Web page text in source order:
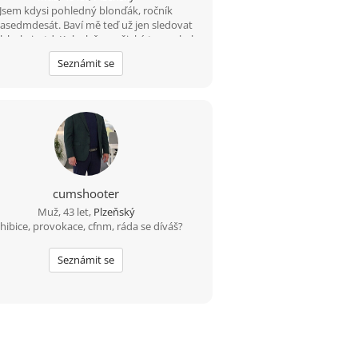
Tak co, vezmeš mě do party? Třeba
že ty nejlepší příběhy začínají úplně
obyčejnou zprávou. ????
Jsem kdysi pohledný blonďák, ročník
Baví mě teď už jen sledovat
hokej, atd. Kolo, lyže a nějaký ten pohyb
vodě ještě zvládnu a možná i běh (pár
) A co hledám? Zajímavý ženský objekt
Seznámit se
cumshooter
Muž, 43 let, Plzeňský
provokace, cfnm, ráda se díváš?
Seznámit se